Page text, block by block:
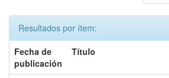
Resultados por ítem:
Fecha de
publicación
Título